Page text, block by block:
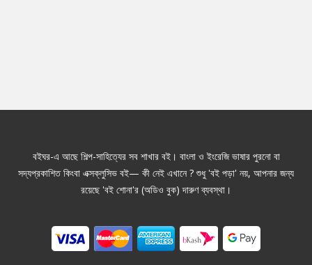
বইঘর-এ আছে শিল্প-সাহিত্যের সব শাখার বই। বাংলা ও ইংরেজি ভাষার পুরনো বা
সদ্যপ্রকাশিত কিংবা এক্সক্লুসিভ বই— কী নেই এখানে ? শুধু 'বই পড়া' নয়, আপনার জন্য
রয়েছে 'বই শোনা'র (অডিও বুক) দারুণ ব্যবস্থা।